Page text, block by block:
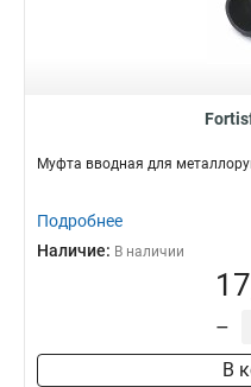
Муфта вводная для
Подробнее
Наличие: В наличии
–
В